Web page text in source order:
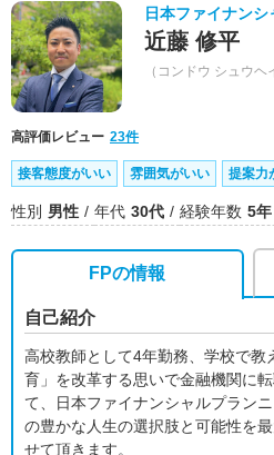
日本ファイナン
近藤 修平
（コンドウ シュウヘ
高評価レビュー 23件
接客態度がいい 雰囲気がいい 提案力
性別 男性 年代 30代 経験年数 5年
FPの情報
自己紹介
高校教師として4年勤務、学校で教
育」を改革する思いで金融機関に
て、日本ファイナンシャルプラン
の豊かな人生の選択肢と可能性を
せて頂きます。